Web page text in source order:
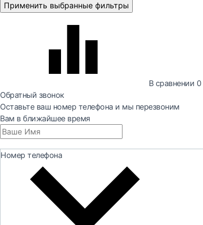
Применить выбранные фильтры
В сравнении 0
Обратный звонок
Оставьте ваш номер телефона и мы перезвоним
Вам в ближайшее время
Номер телефона